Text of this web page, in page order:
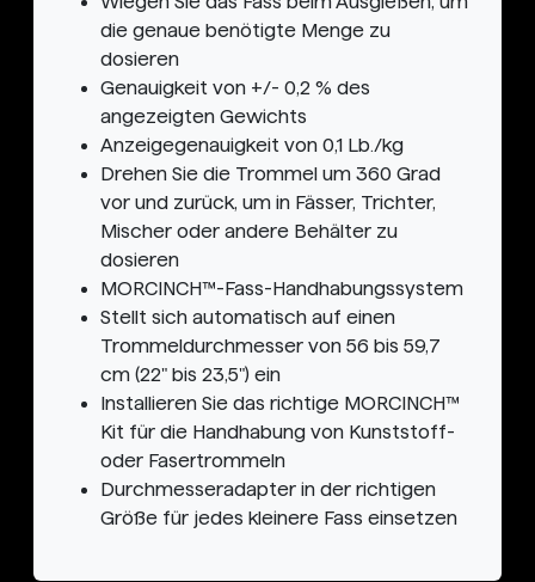
die genaue benötigte Menge zu
dosieren
Genauigkeit von +/- 0,2 % des
angezeigten Gewichts
Anzeigegenauigkeit von 0,1 Lb./kg
Drehen Sie die Trommel um 360 Grad
vor und zurück, um in Fässer, Trichter,
Mischer oder andere Behälter zu
dosieren
MORCINCH™-Fass-Handhabungssystem
Stellt sich automatisch auf einen
Trommeldurchmesser von 56 bis 59,7
cm (22" bis 23,5") ein
Installieren Sie das richtige MORCINCH™
Kit für die Handhabung von Kunststoff-
oder Fasertrommeln
Durchmesseradapter in der richtigen
Größe für jedes kleinere Fass einsetzen